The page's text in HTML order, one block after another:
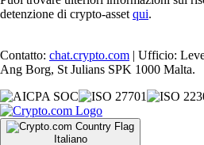
detenzione di crypto-asset qui.
Contatto: chat.crypto.com | Ufficio:
Ang Borg, St Julians SPK 1000 Malta.
Italiano